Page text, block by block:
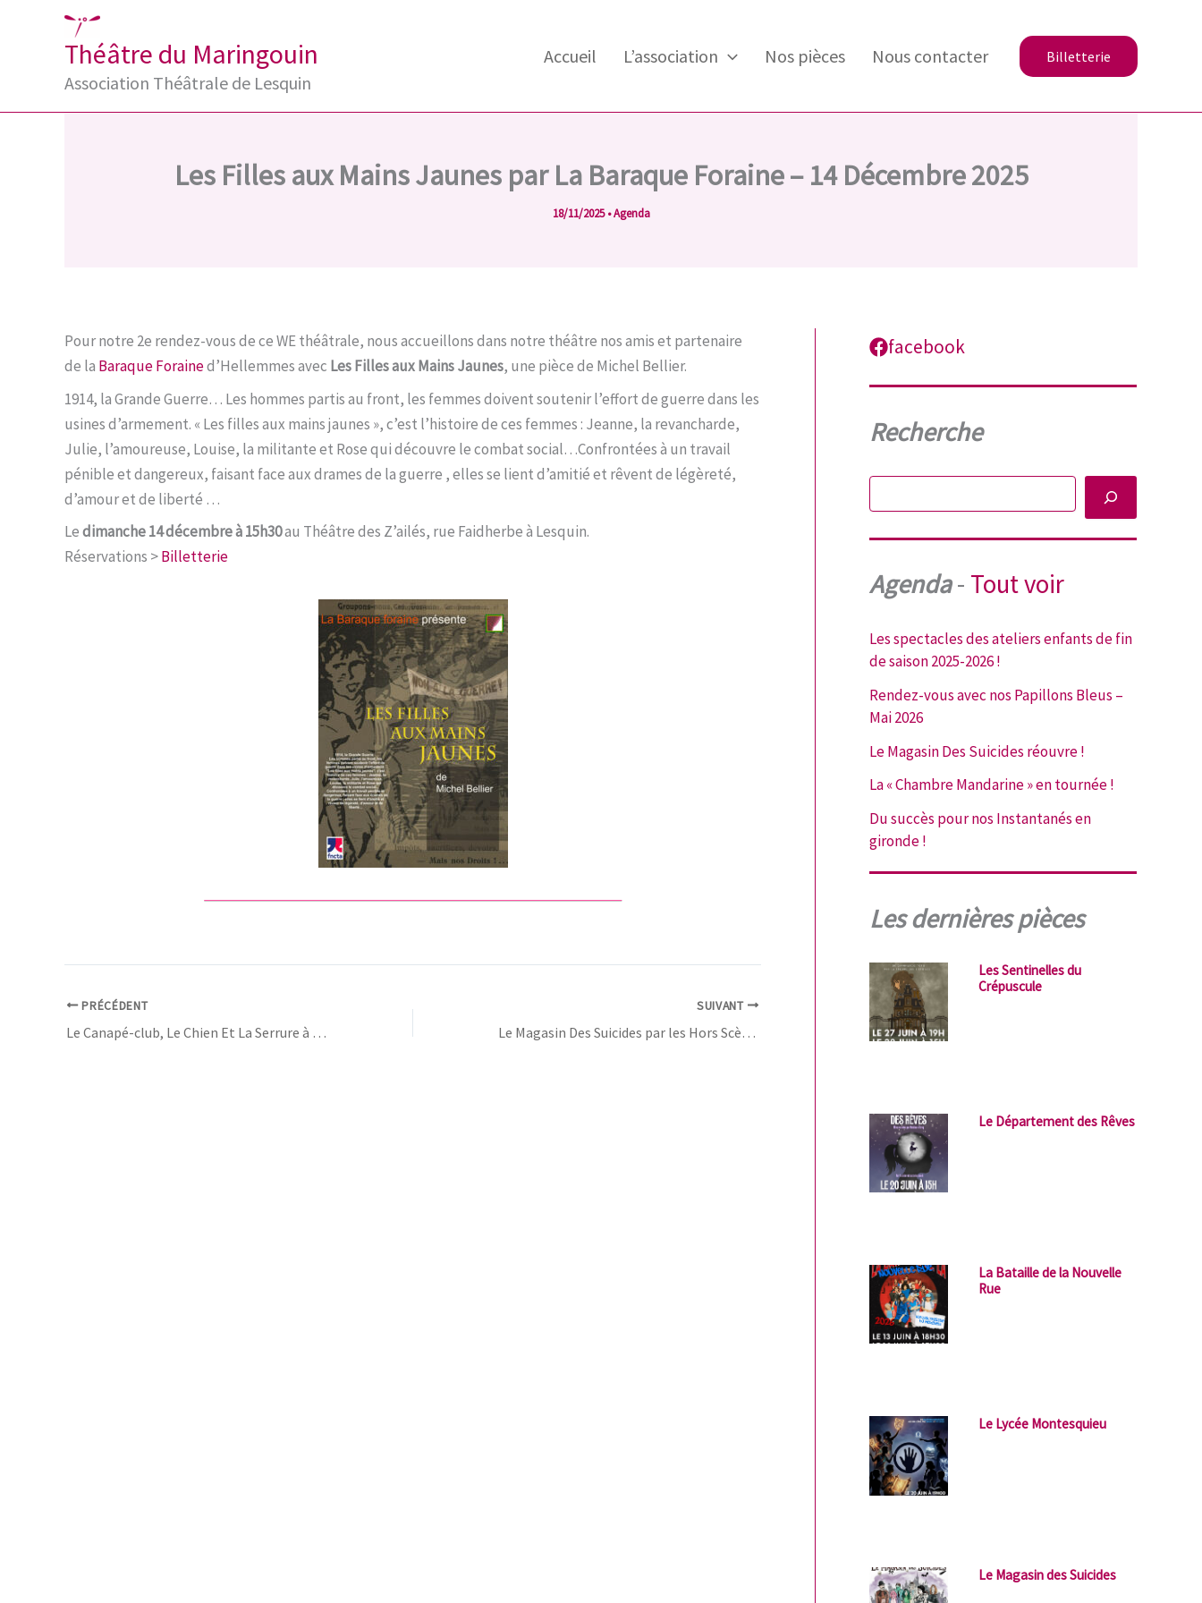
Théâtre du Maringouin
Association Théâtrale de Lesquin
Accueil L’association Nos pièces Nous contacter Billetterie
Les Filles aux Mains Jaunes par La Baraque Foraine – 14 Décembre 2025
18/11/2025•Agenda
Pour notre 2e rendez-vous de ce WE théâtrale, nous accueillons dans notre théâtre nos amis et partenaire
de la Baraque Forained’Hellemmes avec Les Filles aux Mains Jaunes, une pièce de Michel Bellier.
1914, la Grande Guerre… Les hommes partis au front, les femmes doivent soutenir l’effort de guerre dans les
usines d’armement. « Les filles aux mains jaunes », c’est l’histoire de ces femmes : Jeanne, la revancharde,
Julie, l’amoureuse, Louise, la militante et Rose qui découvre le combat social…Confrontées à un travail
pénible et dangereux, faisant face aux drames de la guerre , elles se lient d’amitié et rêvent de légèreté,
d’amour et de liberté …
Ledimanche 14 décembre à 15h30au Théâtre des Z’ailés, rue Faidherbe à Lesquin.
Réservations >Billetterie
PRÉCÉDENT
Le Canapé-club, Le Chien Et La Serrure à Cinq Points par le Collectif Des Emplumés – 13 Décembre 2025
SUIVANT
Le Magasin Des Suicides par les Hors Scène pour une bonne cause ! – 13 Février 2026
facebook
Recherche
Rechercher
Agenda- Tout voir
Les spectacles des ateliers enfants de fin
de saison 2025-2026 !
Rendez-vous avec nos Papillons Bleus –
Mai 2026
Le Magasin Des Suicides réouvre !
La « Chambre Mandarine » en tournée !
Du succès pour nos Instantanés en
gironde !
Les dernières pièces
Les Sentinelles du
Crépuscule
Le Département des Rêves
La Bataille de la Nouvelle
Rue
Le Lycée Montesquieu
Le Magasin des Suicides